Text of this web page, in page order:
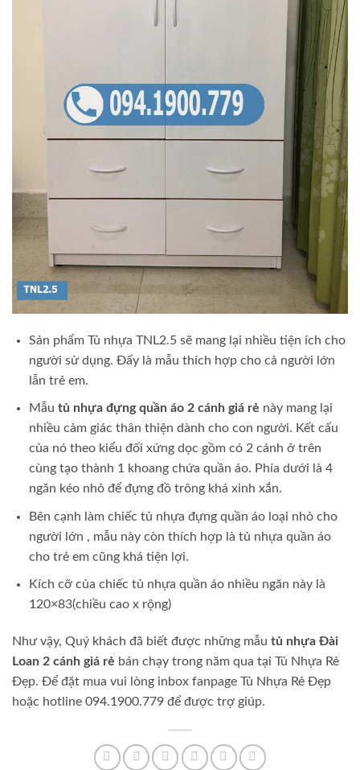
Sản phẩm Tủ nhựa TNL2.5 sẽ mang lại nhiều tiện ích cho
người sử dụng. Đấy là mẫu thích hợp cho cả người lớn
lẫn trẻ em.
Mẫu tủ nhựa đựng quần áo 2 cánh giá rẻ này mang lại
nhiều cảm giác thân thiện dành cho con người. Kết cấu
của nó theo kiểu đối xứng dọc gồm có 2 cánh ở trên
cùng tạo thành 1 khoang chứa quần áo. Phía dưới là 4
ngăn kéo nhỏ để đựng đồ trông khá xinh xắn.
Bên cạnh làm chiếc tủ nhựa đựng quần áo loại nhỏ cho
người lớn , mẫu này còn thích hợp là tủ nhựa quần áo
cho trẻ em cũng khá tiện lợi.
Kích cỡ của chiếc tủ nhựa quần áo nhiều ngăn này là
120×83(chiều cao x rộng)
Như vậy, Quý khách đã biết được những mẫu tủ nhựa Đài
Loan 2 cánh giá rẻ bán chạy trong năm qua tại Tủ Nhựa Rẻ
Đẹp. Để đặt mua vui lòng inbox fanpage Tủ Nhựa Rẻ Đẹp
hoặc hotline 094.1900.779 để được trợ giúp.